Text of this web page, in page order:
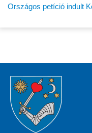
Országos petíció indult